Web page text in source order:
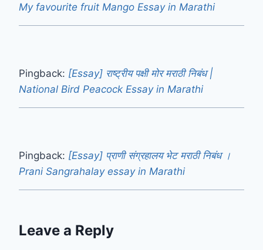
My favourite fruit Mango Essay in Marathi
Pingback: [Essay] राष्ट्रीय पक्षी मोर मराठी निबंध |
National Bird Peacock Essay in Marathi
Pingback: [Essay] प्राणी संग्रहालय भेट मराठी निबंध ।
Prani Sangrahalay essay in Marathi
Leave a Reply